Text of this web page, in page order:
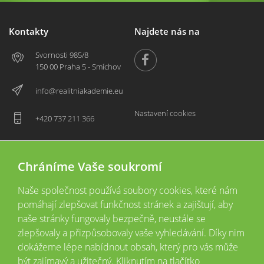
Kontakty
Svornosti 985/8
150 00 Praha 5 - Smíchov
info@realitniakademie.eu
+420 737 211 366
Najdete nás na
Nastavení cookies
2026 © CopyrightVšechna práva vyhrazena
Tyto webové stránky jsou provozovány společností Realitní akademie České
Chráníme Vaše soukromí
Naše společnost používá soubory cookies, které nám
pomáhají zlepšovat funkčnost stránek a zajištují, aby
naše stránky fungovaly bezpečně, neustále se
zlepšovaly a přizpůsobovaly vaše vyhledávání. Díky nim
dokážeme lépe nabídnout obsah, který pro vás může
být zajímavý a užitečný. Kliknutím na tlačítko